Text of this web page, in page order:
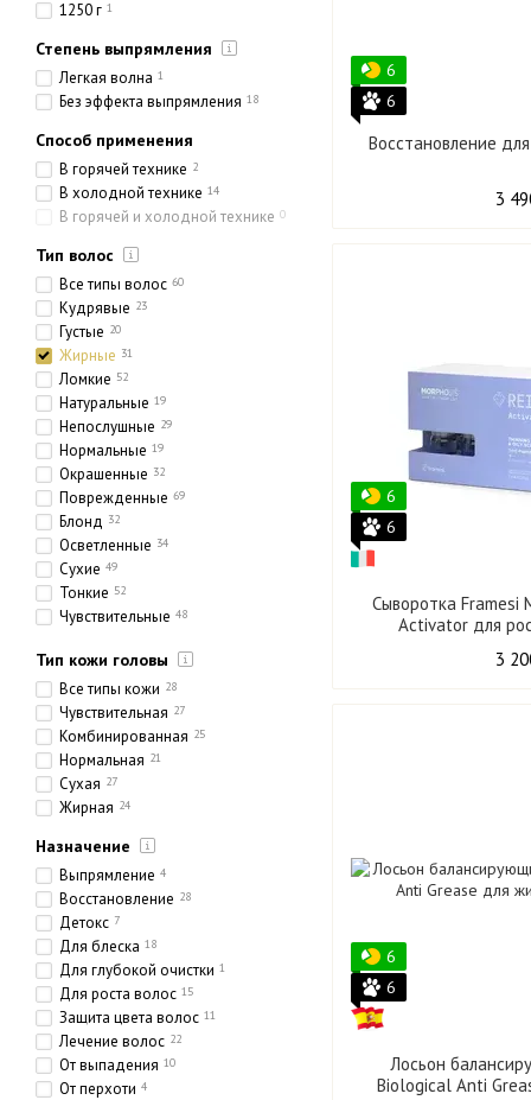
6
6
Восстановление
3
6
6
Сыворотка Framesi
Activator для
3
6
6
Лосьон
Biological Anti
30 шт 0
6 х 10 мл 0
10 х 5 мл 0
10х10 мл 1
60 x 30 мл 1
4 х 15 мл 0
1250 г 1
Степень выпрямления
Легкая волна 1
Без эффекта выпрямления 18
Способ применения
В горячей технике 2
В холодной технике 14
В горячей и холодной технике 0
Тип волос
Все типы волос 60
Кудрявые 23
Густые 20
Жирные 31
Ломкие 52
Натуральные 19
Непослушные 29
Нормальные 19
Окрашенные 32
Поврежденные 69
Блонд 32
Осветленные 34
Сухие 49
Тонкие 52
Чувствительные 48
Толстые 21
Пористые 33
Тип кожи головы
Все типы кожи 28
Чувствительная 27
Комбинированная 25
Нормальная 21
Сухая 27
Жирная 24
Назначение
Выпрямление 4
Восстановление 28
Детокс 7
Для блеска 18
Для глубокой очистки 1
Для роста волос 15
Защита цвета волос 11
Лечение волос 22
От выпадения 10
От перхоти 4